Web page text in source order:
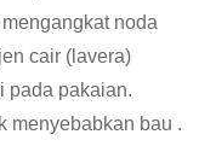
noda
cair (lavera)
pada pakaian.
menyebabkan bau .